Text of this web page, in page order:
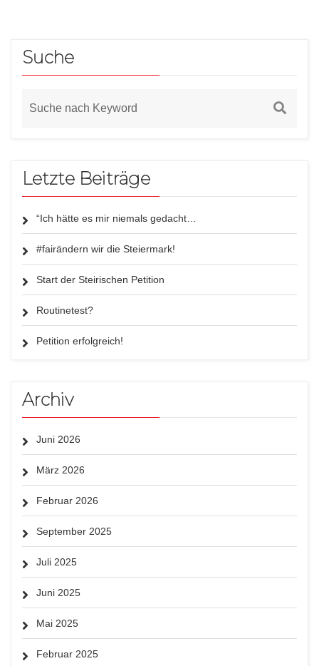
Suche
Letzte Beiträge
“Ich hätte es mir niemals gedacht…
#fairändern wir die Steiermark!
Start der Steirischen Petition
Routinetest?
Petition erfolgreich!
Archiv
Juni 2026
März 2026
Februar 2026
September 2025
Juli 2025
Juni 2025
Mai 2025
Februar 2025